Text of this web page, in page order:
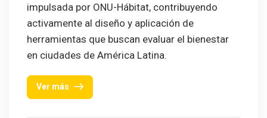
impulsada por ONU-Hábitat, contribuyendo
activamente al diseño y aplicación de
herramientas que buscan evaluar el bienestar
en ciudades de América Latina.
Ver más